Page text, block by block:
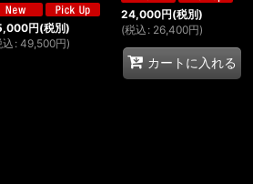
円(税別)
込 : 49,500円)
24,000円(税別)
(税込 : 26,400円)
カートに入れる